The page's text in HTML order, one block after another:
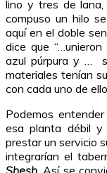
lino y tres de
compuso un hilo
aquí en el doble
dice que
azul púrpura y …
materiales tenían
con cada uno de
Podemos
esa planta débil y
prestar un servicio
integrarían el